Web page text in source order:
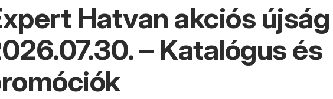
Hatvan akciós újság
– Katalógus és
Expert Hatvan